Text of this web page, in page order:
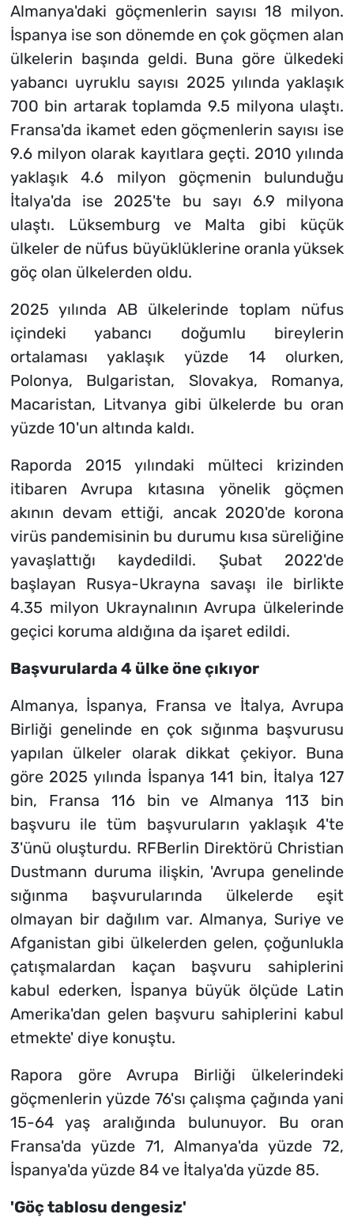
Almanya'daki göçmenlerin sayısı 18 milyon.
İspanya ise son dönemde en çok göçmen alan
ülkelerin başında geldi. Buna göre ülkedeki
yabancı uyruklu sayısı 2025 yılında yaklaşık
700 bin artarak toplamda 9.5 milyona ulaştı.
Fransa'da ikamet eden göçmenlerin sayısı ise
9.6 milyon olarak kayıtlara geçti. 2010 yılında
yaklaşık 4.6 milyon göçmenin bulunduğu
İtalya'da ise 2025'te bu sayı 6.9 milyona
ulaştı. Lüksemburg ve Malta gibi küçük
ülkeler de nüfus büyüklüklerine oranla yüksek
göç olan ülkelerden oldu.
2025 yılında AB ülkelerinde toplam nüfus
içindeki yabancı doğumlu bireylerin
ortalaması yaklaşık yüzde 14 olurken,
Polonya, Bulgaristan, Slovakya, Romanya,
Macaristan, Litvanya gibi ülkelerde bu oran
yüzde 10'un altında kaldı.
Raporda 2015 yılındaki mülteci krizinden
itibaren Avrupa kıtasına yönelik göçmen
akının devam ettiği, ancak 2020'de korona
virüs pandemisinin bu durumu kısa süreliğine
yavaşlattığı kaydedildi. Şubat 2022'de
başlayan Rusya-Ukrayna savaşı ile birlikte
4.35 milyon Ukraynalının Avrupa ülkelerinde
geçici koruma aldığına da işaret edildi.
Başvurularda 4 ülke öne çıkıyor
Almanya, İspanya, Fransa ve İtalya, Avrupa
Birliği genelinde en çok sığınma başvurusu
yapılan ülkeler olarak dikkat çekiyor. Buna
göre 2025 yılında İspanya 141 bin, İtalya 127
bin, Fransa 116 bin ve Almanya 113 bin
başvuru ile tüm başvuruların yaklaşık 4'te
3'ünü oluşturdu. RFBerlin Direktörü Christian
Dustmann duruma ilişkin, 'Avrupa genelinde
sığınma başvurularında ülkelerde eşit
olmayan bir dağılım var. Almanya, Suriye ve
Afganistan gibi ülkelerden gelen, çoğunlukla
çatışmalardan kaçan başvuru sahiplerini
kabul ederken, İspanya büyük ölçüde Latin
Amerika'dan gelen başvuru sahiplerini kabul
etmekte' diye konuştu.
Rapora göre Avrupa Birliği ülkelerindeki
göçmenlerin yüzde 76'sı çalışma çağında yani
15-64 yaş aralığında bulunuyor. Bu oran
Fransa'da yüzde 71, Almanya'da yüzde 72,
İspanya'da yüzde 84 ve İtalya'da yüzde 85.
'Göç tablosu dengesiz'